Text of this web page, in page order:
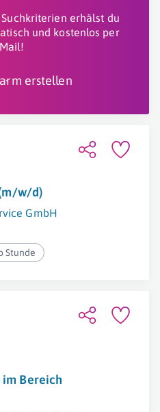
erhälst du
und kostenlos per
erstellen
w/d)
GmbH
Stunde
Bereich